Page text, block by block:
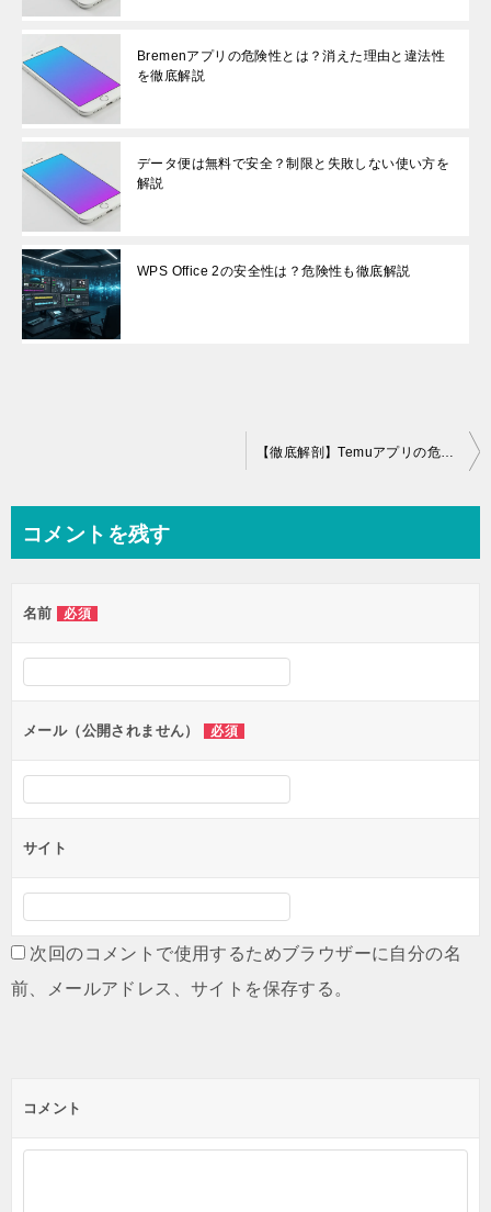
Bremenアプリの危険性とは？消えた理由と違法性
を徹底解説
データ便は無料で安全？制限と失敗しない使い方を
解説
WPS Office 2の安全性は？危険性も徹底解説
ビ
ー
シ
ン
【徹底解剖】Temuアプリの危険性は？入れてしまった後の対策
コメントを残す
名前 必須
メール（公開されません） 必須
サイト
次回のコメントで使用するためブラウザーに自分の名
前、メールアドレス、サイトを保存する。
コメント